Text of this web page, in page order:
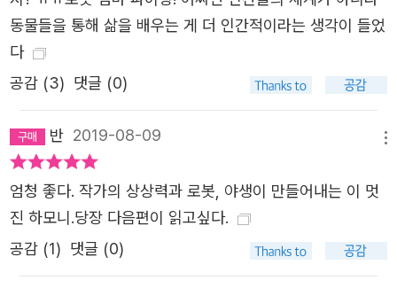
동물들을 통해 삶을 배우는 게 더 인간적이라는 생각이 들었
다
공감 (3) 댓글 (0)
반 2019-08-09
엄청 좋다. 작가의 상상력과 로봇, 야생이 만들어내는 이 멋
진 하모니.당장 다음편이 읽고싶다.
공감 (1) 댓글 (0)